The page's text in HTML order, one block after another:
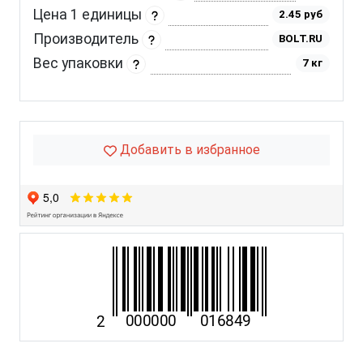
Цена 1 единицы 2.45 руб
Производитель BOLT.RU
Вес упаковки 7 кг
Добавить в избранное